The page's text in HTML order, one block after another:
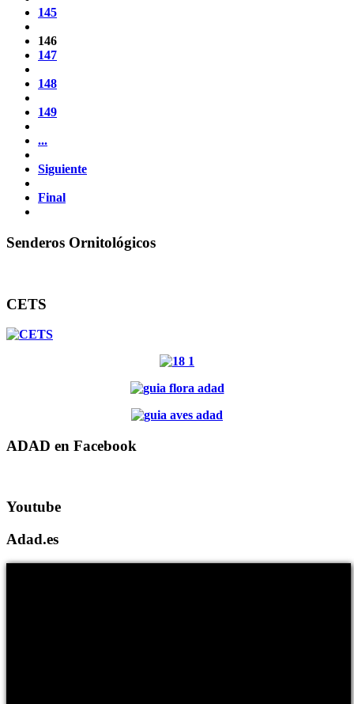
145
146
147
148
149
...
Siguiente
Final
Senderos Ornitológicos
CETS
ADAD en Facebook
Youtube
Adad.es